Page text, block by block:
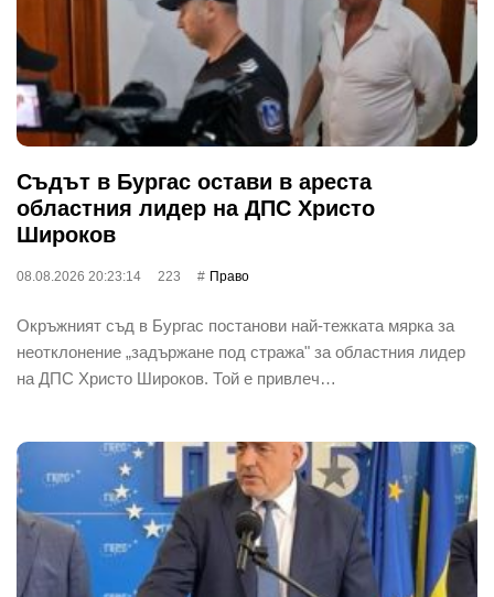
Съдът в Бургас остави в ареста
областния лидер на ДПС Христо
Широков
08.08.2026 20:23:14 223 Право
Окръжният съд в Бургас постанови най-тежката мярка за
неотклонение „задържане под стража" за областния лидер
на ДПС Христо Широков. Той е привлеч…